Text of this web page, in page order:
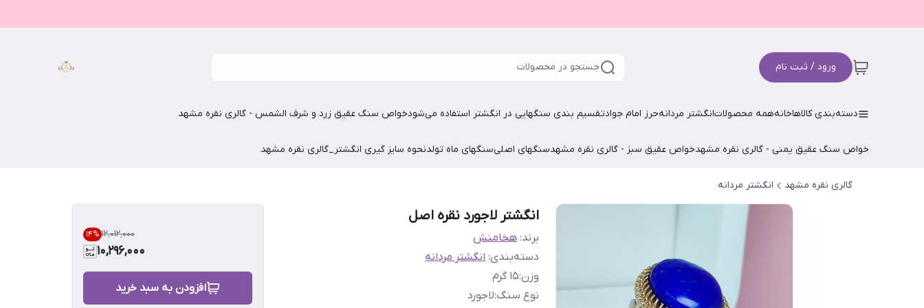
ورود / ثبت نام جستجو در محصولات
دسته‌بندی کالاهاخانههمه محصولاتانگشتر مردانهحرز امام جوادتقسیم بندی سنگهایی در انگشتر استفاده می‌شودخواص سنگ عقیق زرد و شرف الشمس - گالری نقره مشهد
خواص سنگ عقیق یمنی - گالری نقره مشهدخواص عقیق سبز - گالری نقره مشهدسنگهای اصلیسنگهای ماه تولدنحوه سایز گیری انگشتر_گالری نقره مشهد
گالری نقره مشهد انگشتر مردانه
انگشتر لاجورد نقره اصل
برند: هخامنش
دسته‌بندی:انگشتر مردانه
وزن:15 گرم
نوع سنگ:لاجورد
۱۲٬۰۱۲٬۰۰۰ 14%
10,296,000
افزودن به سبد خرید